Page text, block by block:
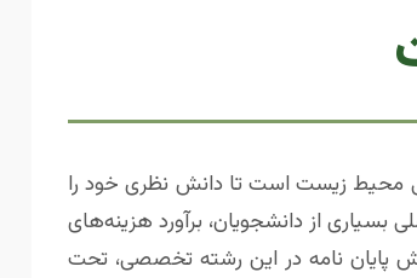
محیط زیست است تا دانش نظری خود را
از دانشجویان، برآورد هزینه‌های
پایان نامه در این رشته تخصصی، تحت